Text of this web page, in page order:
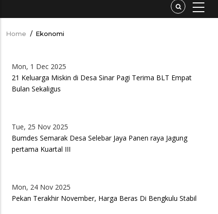
Breadcrumb
Home / Ekonomi
Mon, 1 Dec 2025
21 Keluarga Miskin di Desa Sinar Pagi Terima BLT Empat
Bulan Sekaligus
Tue, 25 Nov 2025
Bumdes Semarak Desa Selebar Jaya Panen raya Jagung
pertama Kuartal III
Mon, 24 Nov 2025
Pekan Terakhir November, Harga Beras Di Bengkulu Stabil